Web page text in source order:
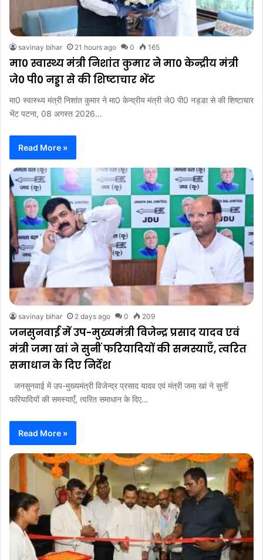
savinay bihar 21 hours ago 0 165
मा0 स्वास्थ्य मंत्री निशांत कुमार ने मा0 केन्द्रीय मंत्री
जे0 पी0 नड्डा से की शिष्टाचार भेंट
मा0 स्वास्थ्य मंत्री निशांत कुमार ने मा0 केन्द्रीय मंत्री जे0 पी0 नड्डा से की शिष्टाचार
भेंट पटना, 08 अगस्त 2026…
Read More »
savinay bihar 2 days ago 0 209
जनसुनवाई में उप-मुख्यमंत्री विजेन्द्र प्रसाद यादव एवं
मंत्री जमा खां ने सुनीं फरियादियों की समस्याएँ, त्वरित
समाधान के दिए निर्देश
जनसुनवाई में उप-मुख्यमंत्री विजेन्द्र प्रसाद यादव एवं मंत्री जमा खां ने सुनीं
फरियादियों की समस्याएँ, त्वरित समाधान के दिए…
Read More »